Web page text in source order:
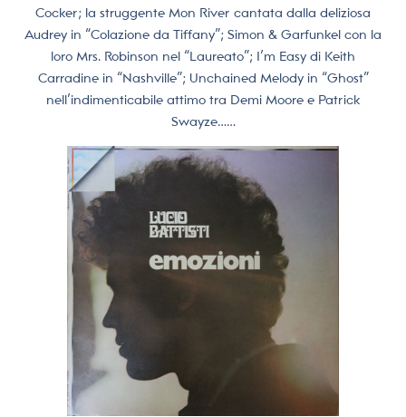
Cocker; la struggente Mon River cantata dalla deliziosa
Audrey in “Colazione da Tiffany”; Simon & Garfunkel con la
loro Mrs. Robinson nel “Laureato”; I’m Easy di Keith
Carradine in “Nashville”; Unchained Melody in “Ghost”
nell’indimenticabile attimo tra Demi Moore e Patrick
Swayze……